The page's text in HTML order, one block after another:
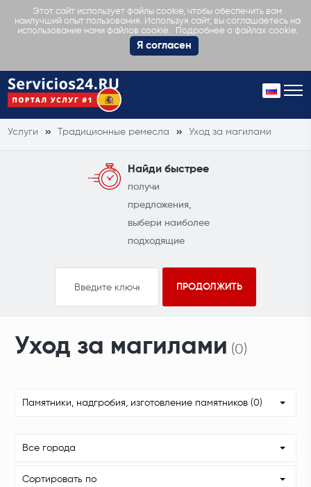
Этот сайт использует файлы cookie, чтобы обеспечить вам
наилучший опыт пользования. Используя сайт, вы соглашаетесь на
использование нами файлов cookie.
Подробнее о файлах cookie.
Я согласен
Услуги Традиционные ремесла Уход за магилами
Найди быстрее
получи
предложения,
выбери наиболее
подходящие
Уход за магилами (0)
Памятники, надгробия, изготовление памятников (0)
Все города
Сортировать по